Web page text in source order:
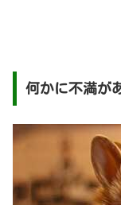
何かに不満が